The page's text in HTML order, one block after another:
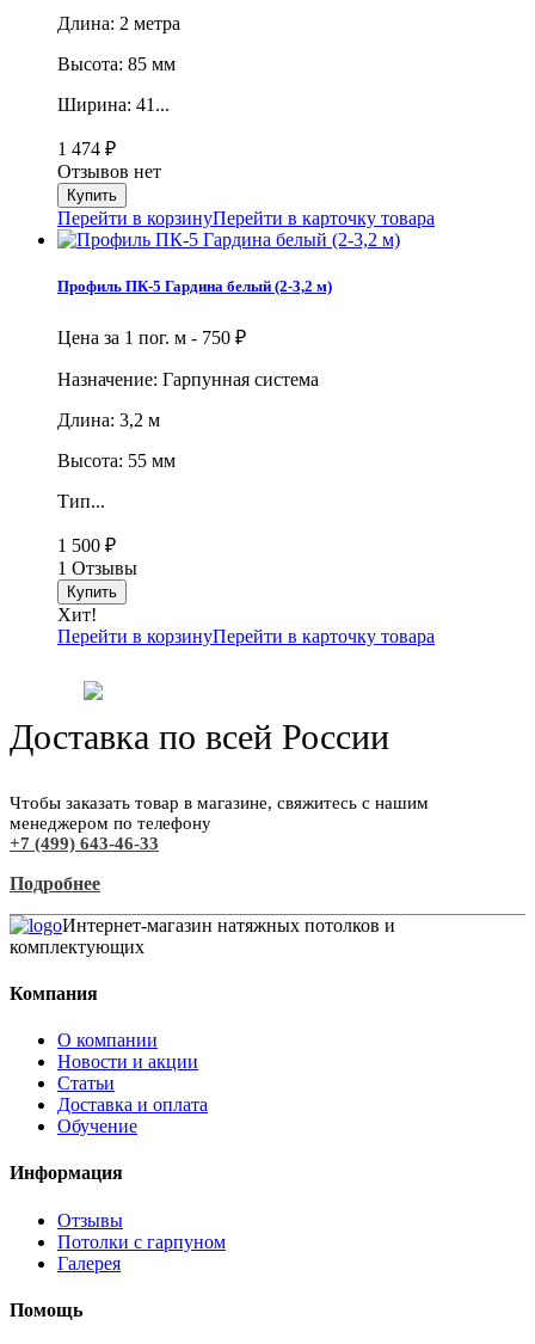
Длина: 2 метра
Высота: 85 мм
Ширина: 41...
1 474 ₽
Отзывов нет
Перейти в корзинуПерейти в карточку товара
Профиль ПК-5 Гардина белый (2-3,2 м)
Цена за 1 пог. м - 750 ₽
Назначение: Гарпунная система
Длина: 3,2 м
Высота: 55 мм
Тип...
1 500 ₽
1 Отзывы
Хит!
Перейти в корзинуПерейти в карточку товара
Доставка по всей России
Чтобы заказать товар в магазине, свяжитесь с нашим
менеджером по телефону
+7 (499) 643-46-33
Подробнее
Интернет-магазин натяжных потолков и
комплектующих
Компания
О компании
Новости и акции
Статьи
Доставка и оплата
Обучение
Информация
Отзывы
Потолки с гарпуном
Галерея
Помощь